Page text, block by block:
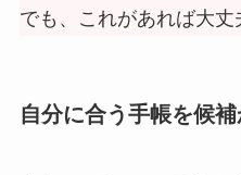
でも、これがあれば大丈
自分に合う手帳を候